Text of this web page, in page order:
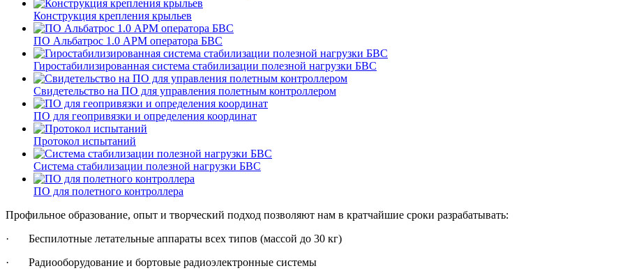
Конструкция крепления крыльев
ПО Альбатрос 1.0 АРМ оператора БВС
Гиростабилизированная система стабилизации полезной нагрузки БВС
Свидетельство на ПО для управления полетным контроллером
ПО для геопривязки и определения координат
Протокол испытаний
Система стабилизации полезной нагрузки БВС
ПО для полетного контроллера
Профильное образование, опыт и творческий подход позволяют нам в кратчайшие сроки разрабатывать:
· Беспилотные летательные аппараты всех типов (массой до 30 кг)
· Радиооборудование и бортовые радиоэлектронные системы